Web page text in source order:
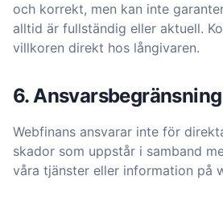
och korrekt, men kan inte
alltid är fullständig eller aktuell.
villkoren direkt hos långivaren.
6. Ansvarsbegränsning
Webfinans ansvarar inte för
skador som uppstår i samband
våra tjänster eller information på